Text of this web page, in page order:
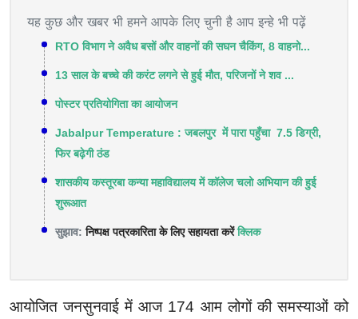
यह कुछ और खबर भी हमने आपके लिए चुनी है आप इन्हे भी पढ़ें
RTO विभाग ने अवैध बसों और वाहनों की सघन चैकिंग, 8 वाहनो...
13 साल के बच्चे की करंट लगने से हुई मौत, परिजनों ने शव ...
पोस्टर प्रतियोगिता का आयोजन
Jabalpur Temperature : जबलपुर में पारा पहुँचा 7.5 डिग्री,
फिर बढ़ेगी ठंड
शासकीय कस्तूरबा कन्या महाविद्यालय में कॉलेज चलो अभियान की हुई
शुरूआत
सुझाव:निष्पक्ष पत्रकारिता के लिए सहायता करेंक्लिक
आयोजित जनसुनवाई में आज 174 आम लोगों की समस्याओं को